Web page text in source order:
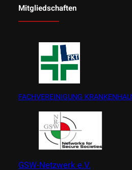
Mitgliedschaften
FACHVEREINIGUNG
GSW-Netzwerk e.V.